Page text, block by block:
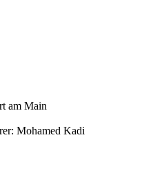
am Main
Mohamed Kadi